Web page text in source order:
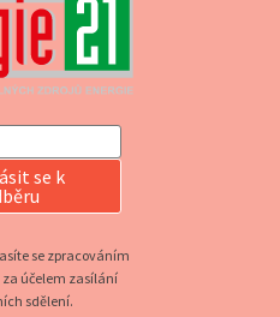
se k
se zpracováním
účelem zasílání
sdělení.